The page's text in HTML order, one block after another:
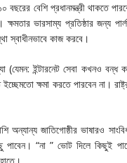
বেশি প্রধানমন্ত্রী থাকতে
ক্ষমতার ভারসাম্য প্রতিষ্ঠার জন্য
স্বাধীনভাবে কাজ করবে।
(যেমন: ইন্টারনেট সেবা কখনও বন্ধ
ক্ষমা করতে পারবেন না।
অন্যান্য জাতিগোষ্ঠীর ভাষারও
“না ” ভোট দিলে কিছুই